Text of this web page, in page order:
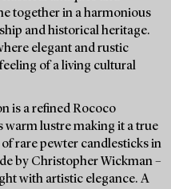
together in a harmonious
and historical heritage.
elegant and rustic
of a living cultural
is a refined Rococo
warm lustre making it a true
rare pewter candlesticks in
by Christopher Wickman –
with artistic elegance. A